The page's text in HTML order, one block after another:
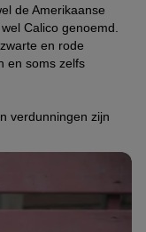
de Amerikaanse
Calico genoemd.
en rode
en soms zelfs
verdunningen zijn